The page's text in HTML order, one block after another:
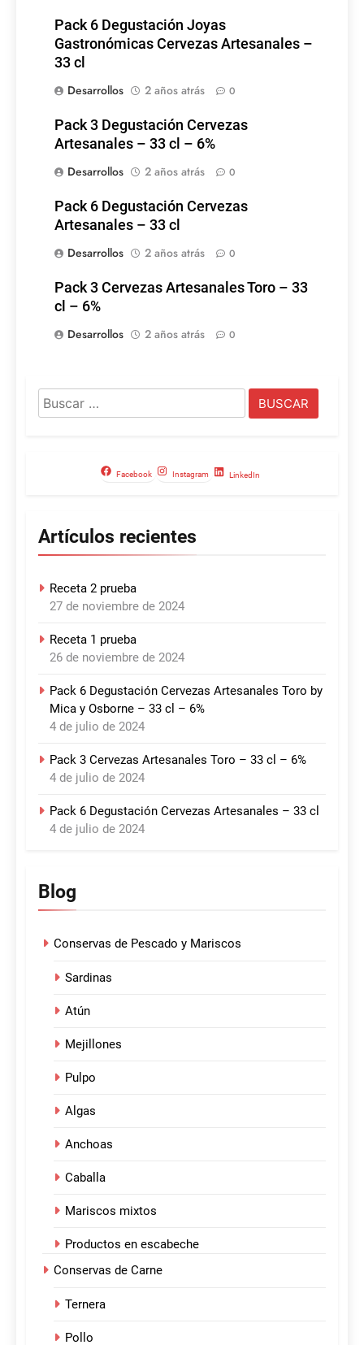
Pack 6 Degustación Joyas
Gastronómicas Cervezas Artesanales –
33 cl
Desarrollos
2 años atrás 0
Pack 3 Degustación Cervezas
Artesanales – 33 cl – 6%
Desarrollos
2 años atrás 0
Pack 6 Degustación Cervezas
Artesanales – 33 cl
Desarrollos
2 años atrás 0
Pack 3 Cervezas Artesanales Toro – 33
cl – 6%
Desarrollos
2 años atrás 0
Buscar:
Facebook Instagram LinkedIn
Artículos recientes
Receta 2 prueba
27 de noviembre de 2024
Receta 1 prueba
26 de noviembre de 2024
Pack 6 Degustación Cervezas Artesanales Toro by
Mica y Osborne – 33 cl – 6%
4 de julio de 2024
Pack 3 Cervezas Artesanales Toro – 33 cl – 6%
4 de julio de 2024
Pack 6 Degustación Cervezas Artesanales – 33 cl
4 de julio de 2024
Blog
Conservas de Pescado y Mariscos
Sardinas
Atún
Mejillones
Pulpo
Algas
Anchoas
Caballa
Mariscos mixtos
Productos en escabeche
Conservas de Carne
Ternera
Pollo